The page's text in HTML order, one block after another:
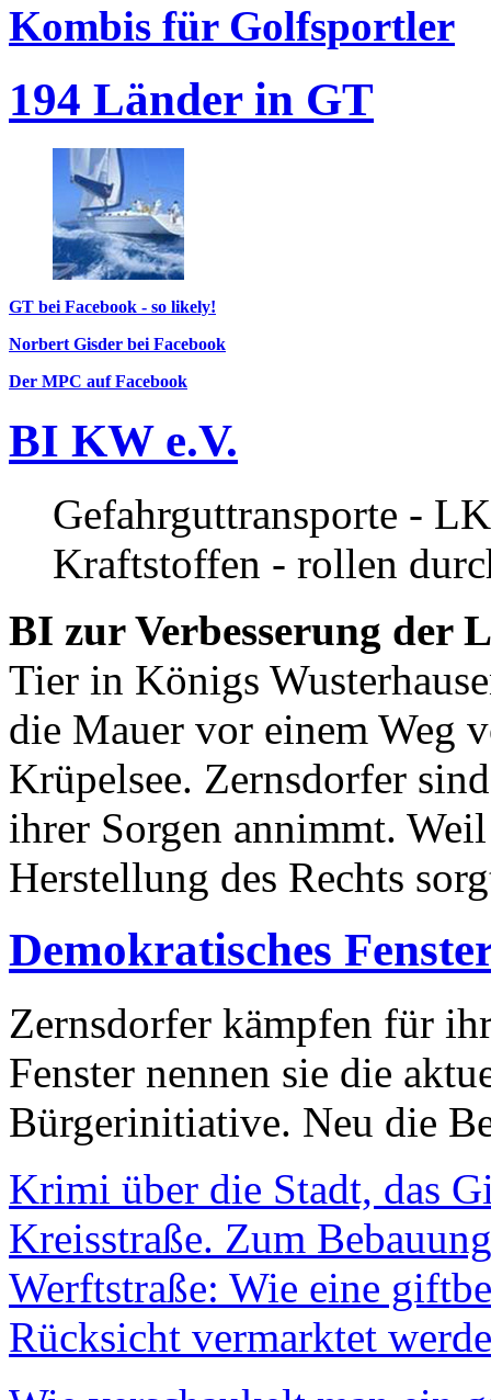
Kombis für Golfsportler
194 Länder in GT
GT bei Facebook - so likely!
Norbert Gisder bei Facebook
Der MPC auf Facebook
BI KW e.V.
Gefahrguttransporte -
Kraftstoffen - rollen
BI zur Verbesserung der
Tier in Königs
die Mauer vor einem Weg
Krüpelsee. Zernsdorfer
ihrer Sorgen annimmt.
Herstellung des Rechts
Demokratisches
Zernsdorfer kämpfen für
Fenster nennen sie die
Bürgerinitiative. Neu die
Krimi über die Stadt, das
Kreisstraße. Zum
Werftstraße: Wie eine
Rücksicht vermarktet